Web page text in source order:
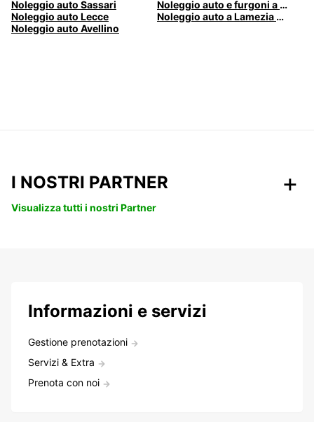
Noleggio auto Sassari
Noleggio auto e furgoni a Pescara
Noleggio auto Lecce
Noleggio auto a Lamezia Terme, Italia
Noleggio auto Avellino
I NOSTRI PARTNER
Visualizza tutti i nostri Partner
Informazioni e servizi
Gestione prenotazioni
Servizi & Extra
Prenota con noi